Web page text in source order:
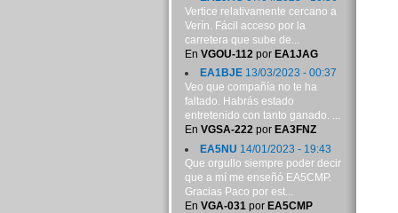
Vertice relativamente cercano a
Verín. Fácil acceso por la
carretera que sube de...
En VGOU-112por EA1JAG
EA1BJE13/03/2023 - 00:37
Veo que compañía no te ha
faltado. Habrás estado
entretenido con tanto ganado. ...
En VGSA-222por EA3FNZ
EA5NU 14/01/2023 - 19:43
Que orgullo siempre poder decir
que a mí me enseñó EA5CMP.
Gracias Paco por est...
En VGA-031 por EA5CMP